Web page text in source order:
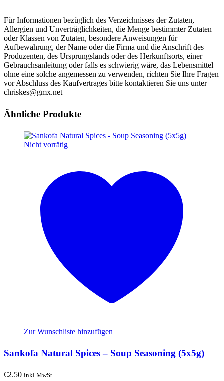
Für Informationen bezüglich des Verzeichnisses der Zutaten,
Allergien und Unverträglichkeiten, die Menge bestimmter Zutaten
oder Klassen von Zutaten, besondere Anweisungen für
Aufbewahrung, der Name oder die Firma und die Anschrift des
Produzenten, des Ursprungslands oder des Herkunftsorts, einer
Gebrauchsanleitung oder falls es schwierig wäre, das Lebensmittel
ohne eine solche angemessen zu verwenden, richten Sie Ihre Fragen
vor Abschluss des Kaufvertrages bitte kontaktieren Sie uns unter
chriskes@gmx.net
Ähnliche Produkte
Nicht vorrätig
Zur Wunschliste hinzufügen
Sankofa Natural Spices – Soup Seasoning (5x5g)
€2.50 inkl.MwSt